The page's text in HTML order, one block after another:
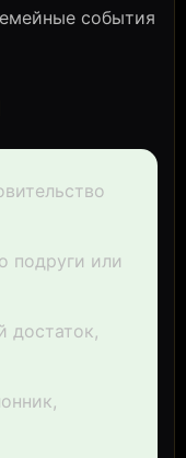
события
подруги или
достаток,